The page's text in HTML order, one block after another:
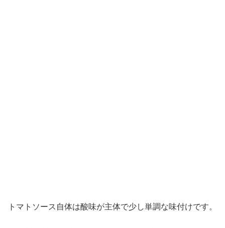
トマトソース自体は酸味が主体で少し単調な味付けです。